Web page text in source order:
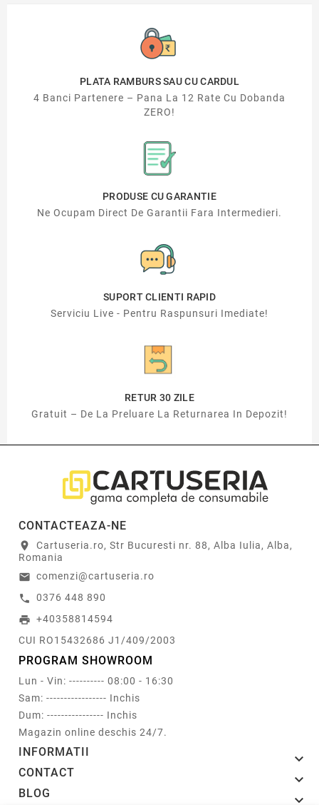
PLATA RAMBURS SAU CU CARDUL
4 Banci Partenere – Pana La 12 Rate Cu Dobanda
ZERO!
PRODUSE CU GARANTIE
Ne Ocupam Direct De Garantii Fara Intermedieri.
SUPORT CLIENTI RAPID
Serviciu Live - Pentru Raspunsuri Imediate!
RETUR 30 ZILE
Gratuit – De La Preluare La Returnarea In Depozit!
CONTACTEAZA-NE
location_on
Cartuseria.ro, Str Bucuresti nr. 88, Alba Iulia, Alba,
Romania
email comenzi@cartuseria.ro
call 0376 448 890
print +40358814594
CUI RO15432686 J1/409/2003
PROGRAM SHOWROOM
Lun - Vin: ---------- 08:00 - 16:30
Sam: ----------------- Inchis
Dum: ---------------- Inchis
Magazin online deschis 24/7.
INFORMATII 
CONTACT 
BLOG 